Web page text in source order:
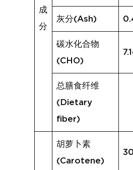
成
分
灰分(Ash)
碳水化合物
(CHO)
总膳食纤维
(Dietary
fiber)
胡萝卜素
(Carotene)